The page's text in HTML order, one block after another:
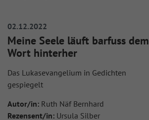
02.12.2022
Meine Seele läuft barfuss dem
Wort hinterher
Das Lukasevangelium in Gedichten
gespiegelt
Autor/in: Ruth Näf Bernhard
Rezensent/in: Ursula Silber